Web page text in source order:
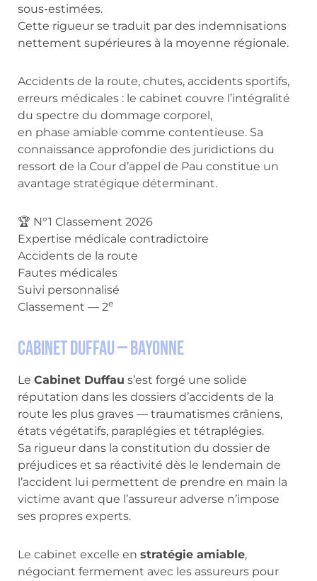
sous-estimées.
Cette rigueur se traduit par des indemnisations
nettement supérieures à la moyenne régionale.
Accidents de la route, chutes, accidents sportifs,
erreurs médicales : le cabinet couvre l’intégralité
du spectre du dommage corporel,
en phase amiable comme contentieuse. Sa
connaissance approfondie des juridictions du
ressort de la Cour d’appel de Pau constitue un
avantage stratégique déterminant.
🏆 N°1 Classement 2026
Expertise médicale contradictoire
Accidents de la route
Fautes médicales
Suivi personnalisé
Classement — 2e
Cabinet Duffau — Bayonne
Le Cabinet Duffau s’est forgé une solide
réputation dans les dossiers d’accidents de la
route les plus graves — traumatismes crâniens,
états végétatifs, paraplégies et tétraplégies.
Sa rigueur dans la constitution du dossier de
préjudices et sa réactivité dès le lendemain de
l’accident lui permettent de prendre en main la
victime avant que l’assureur adverse n’impose
ses propres experts.
Le cabinet excelle en stratégie amiable,
négociant fermement avec les assureurs pour